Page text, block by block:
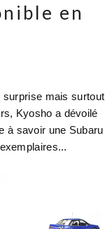
en
surprise mais surtout
Kyosho a dévoilé
à savoir une Subaru